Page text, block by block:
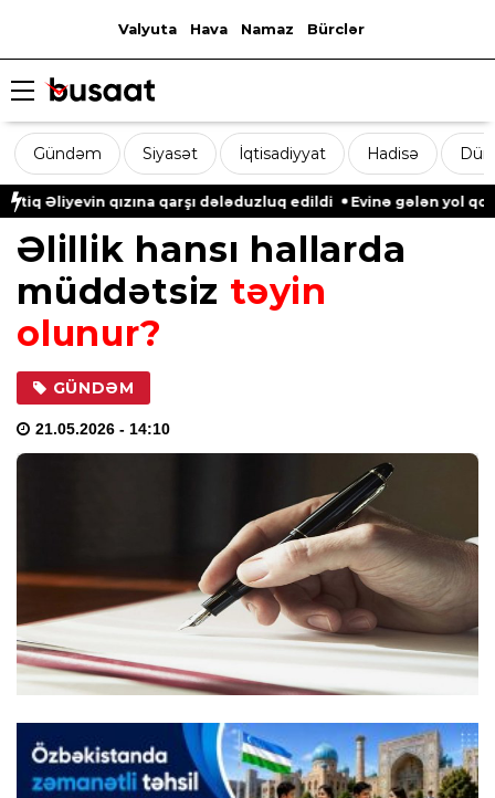
Valyuta Hava Namaz Bürclər
Gündəm Siyasət İqtisadiyyat Hadisə
qızına qarşı dələduzluq edildi Evinə gələn yol qonşusu
Əlillik hansı hallarda
müddətsiz təyin
olunur?
GÜNDƏM
21.05.2026 - 14:10